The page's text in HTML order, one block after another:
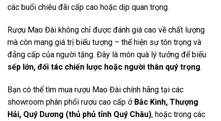
các buổi chiêu đãi cấp cao hoặc dịp quan trọng.
Rượu Mao Đài không chỉ được đánh giá cao về chất lượng
mà còn mang giá trị biểu tượng – thể hiện sự tôn trọng và
đẳng cấp của người tặng. Đây là món quà lý tưởng để biếu
sếp lớn, đối tác chiến lược hoặc người thân quý trọng.
Bạn có thể tìm mua rượu Mao Đài chính hãng tại các
showroom phân phối rượu cao cấp ở Bắc Kinh, Thượng
Hải, Quý Dương (thủ phủ tỉnh Quý Châu), hoặc trong các